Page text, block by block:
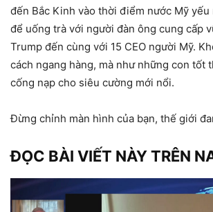
đến Bắc Kinh vào thời điểm nước Mỹ
để uống trà với người đàn ông cung cấp
Trump đến cùng với 15 CEO người Mỹ.
cách ngang hàng, mà như những con tốt
cống nạp cho siêu cường mới nổi.
Đừng chỉnh màn hình của bạn, thế giới
ĐỌC BÀI VIẾT NÀY TRÊN